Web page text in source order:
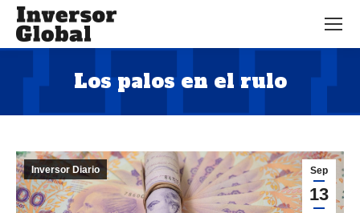
Los palos en el rulo
Sep
13
Inversor Diario